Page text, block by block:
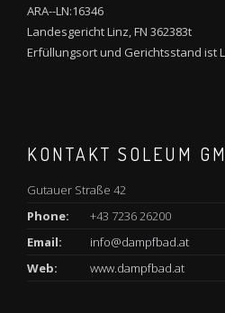
ARA--LN:16346
Landesgericht Linz, FN 362383t
Erfüllungsort und Gerichtsstand ist
KONTAKT SOLEUM
Gutauer Straße 42
Phone:
+43 7236 26200
Email:
info@dampfbad.at
Web:
www.dampfbad.at